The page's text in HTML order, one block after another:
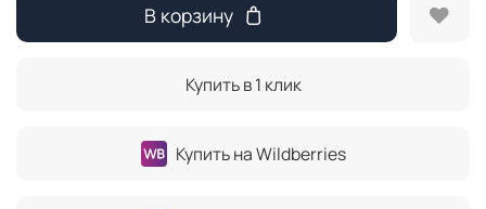
В корзину
Купить в 1 клик
Купить на Wildberries